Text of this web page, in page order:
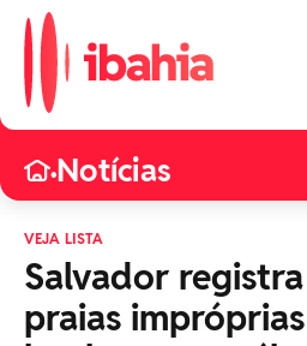
•Notícias
VEJA LISTA
Salvador registra
praias